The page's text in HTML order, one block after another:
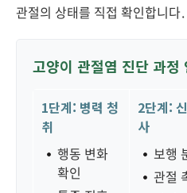
관절의 상태를 직접 확인합니다.
고양이 관절염 진단 과정
1단계: 병력 청
취
행동 변화
확인
2단계:
사
보행
관절